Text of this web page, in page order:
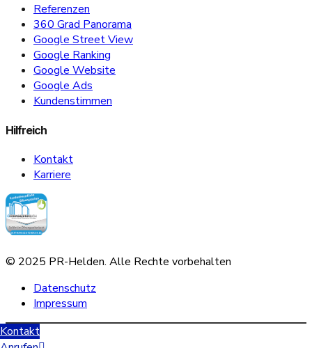
Referenzen
360 Grad Panorama
Google Street View
Google Ranking
Google Website
Google Ads
Kundenstimmen
Hilfreich
Kontakt
Karriere
Kontakt
© 2025 PR-Helden. Alle Rechte vorbehalten
Datenschutz
Impressum
Scroll
Up
Sofern Sie Ihre Datenschutzeinstellungen ändern möchten z.B. Erteilung